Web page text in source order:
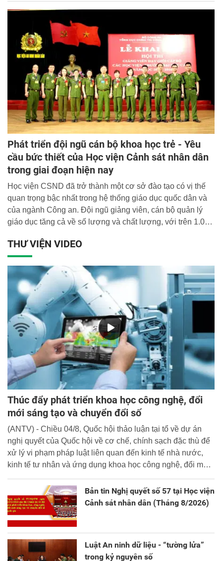
định được vai trò là trung tâm nghiên cứu khoa học hàng
đầu của Bộ Công an.
Phát triển đội ngũ cán bộ khoa học trẻ - Yêu
cầu bức thiết của Học viện Cảnh sát nhân dân
trong giai đoạn hiện nay
Học viện CSND đã trở thành một cơ sở đào tạo có vị thế
quan trọng bậc nhất trong hệ thống giáo dục quốc dân và
của ngành Công an. Đội ngũ giảng viên, cán bộ quản lý
giáo dục tăng cả về số lượng và chất lượng, với trên 1.000
sư, 200 Tiến sĩ.
THƯ VIỆN VIDEO
Thúc đẩy phát triển khoa học công nghệ, đổi
mới sáng tạo và chuyển đổi số
(ANTV) - Chiều 04/8, Quốc hội thảo luận tại tổ về dự án
nghị quyết của Quốc hội về cơ chế, chính sạch đặc thù để
xử lý vi phạm pháp luật liên quan đến kinh tế nhà nước,
kinh tế tư nhân và ứng dụng khoa học công nghệ, đổi mới
Bản tin Nghị quyết số 57 tại Học viện
Cảnh sát nhân dân (Tháng 8/2026)
Luật An ninh dữ liệu - “tường lửa”
trong kỷ nguyên số